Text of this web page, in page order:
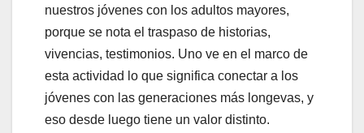
nuestros jóvenes con los adultos mayores,
porque se nota el traspaso de historias,
vivencias, testimonios. Uno ve en el marco de
esta actividad lo que significa conectar a los
jóvenes con las generaciones más longevas, y
eso desde luego tiene un valor distinto.